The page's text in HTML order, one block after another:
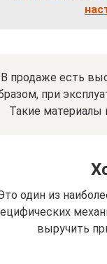
В продаже есть
при
Такие материалы
один из
выручить